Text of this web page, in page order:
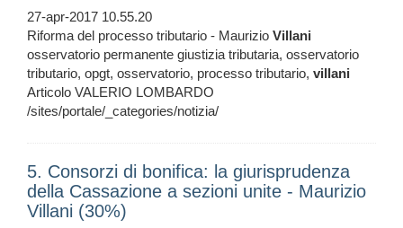
27-apr-2017 10.55.20
Riforma del processo tributario - Maurizio Villani
osservatorio permanente giustizia tributaria, osservatorio
tributario, opgt, osservatorio, processo tributario, villani
Articolo VALERIO LOMBARDO
/sites/portale/_categories/notizia/
5. Consorzi di bonifica: la giurisprudenza
della Cassazione a sezioni unite - Maurizio
Villani (30%)